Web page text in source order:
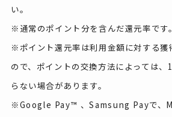
い。
※通常のポイント分を含んだ還元率です。
※ポイント還元率は利用金額に対する獲
ので、ポイントの交換方法によっては、
らない場合があります。
※Google Pay™ 、Samsung Payで、